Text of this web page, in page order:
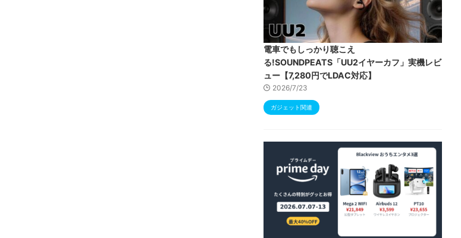
電車でもしっかり聴こえ
る!SOUNDPEATS「UU2イヤーカフ」実機レビ
ュー【7,280円でLDAC対応】
2026/7/23
ガジェット関連